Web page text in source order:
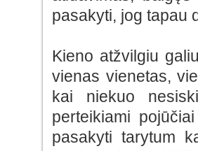
pasakyti, jog tapau
Kieno atžvilgiu
vienas vienetas,
kai niekuo
perteikiami
pasakyti tarytum